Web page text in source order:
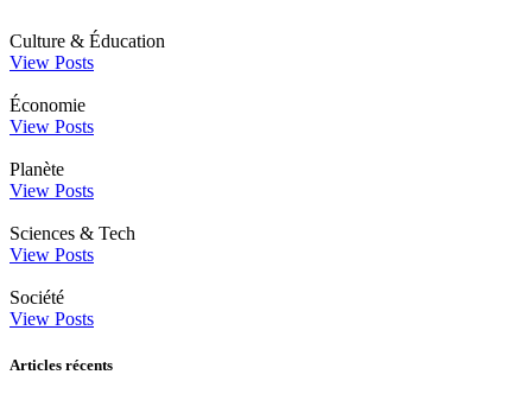
Culture & Éducation
View Posts
Économie
View Posts
Planète
View Posts
Sciences & Tech
View Posts
Société
View Posts
Articles récents